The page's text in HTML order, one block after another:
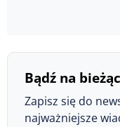
Bądź na
Zapisz się do
najważniejsze